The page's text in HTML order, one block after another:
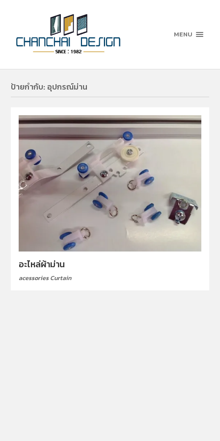
MENU
ป้ายกำกับ: อุปกรณ์ม่าน
อะไหล่ผ้าม่าน
acessories Curtain